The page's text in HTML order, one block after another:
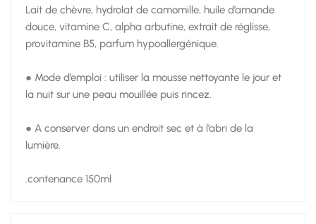
Lait de chèvre, hydrolat de camomille, huile d’amande
douce, vitamine C, alpha arbutine, extrait de réglisse,
provitamine B5, parfum hypoallergénique.
● Mode d’emploi : utiliser la mousse nettoyante le jour et
la nuit sur une peau mouillée puis rincez.
● A conserver dans un endroit sec et à l’abri de la
lumière.
.contenance 150ml